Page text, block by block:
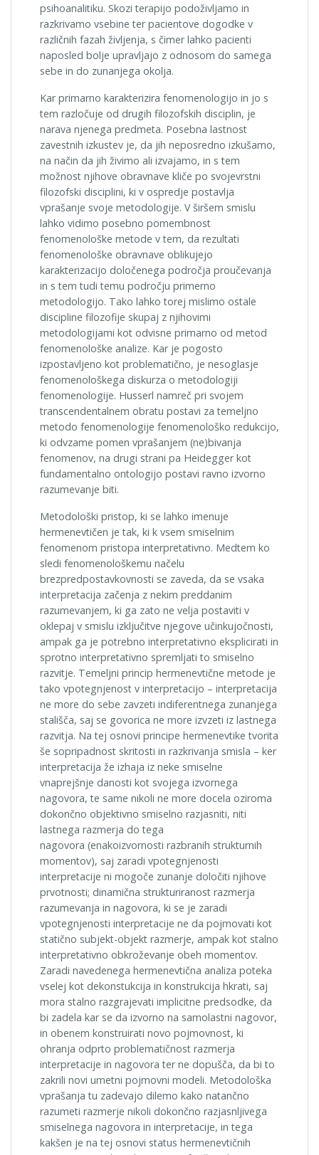
psihoanalitiku. Skozi terapijo podoživljamo in
razkrivamo vsebine ter pacientove dogodke v
različnih fazah življenja, s čimer lahko pacienti
naposled bolje upravljajo z odnosom do samega
sebe in do zunanjega okolja.
Kar primarno karakterizira fenomenologijo in jo s
tem razločuje od drugih filozofskih disciplin, je
narava njenega predmeta. Posebna lastnost
zavestnih izkustev je, da jih neposredno izkušamo,
na način da jih živimo ali izvajamo, in s tem
možnost njihove obravnave kliče po svojevrstni
filozofski disciplini, ki v ospredje postavlja
vprašanje svoje metodologije. V širšem smislu
lahko vidimo posebno pomembnost
fenomenološke metode v tem, da rezultati
fenomenološke obravnave oblikujejo
karakterizacijo določenega področja proučevanja
in s tem tudi temu področju primerno
metodologijo. Tako lahko torej mislimo ostale
discipline filozofije skupaj z njihovimi
metodologijami kot odvisne primarno od metod
fenomenološke analize. Kar je pogosto
izpostavljeno kot problematično, je nesoglasje
fenomenološkega diskurza o metodologiji
fenomenologije. Husserl namreč pri svojem
transcendentalnem obratu postavi za temeljno
metodo fenomenologije fenomenološko redukcijo,
ki odvzame pomen vprašanjem (ne)bivanja
fenomenov, na drugi strani pa Heidegger kot
fundamentalno ontologijo postavi ravno izvorno
razumevanje biti.
Metodološki pristop, ki se lahko imenuje
hermenevtičen je tak, ki k vsem smiselnim
fenomenom pristopa interpretativno. Medtem ko
sledi fenomenološkemu načelu
brezpredpostavkovnosti se zaveda, da se vsaka
interpretacija začenja z nekim preddanim
razumevanjem, ki ga zato ne velja postaviti v
oklepaj v smislu izključitve njegove učinkujočnosti,
ampak ga je potrebno interpretativno eksplicirati in
sprotno interpretativno spremljati to smiselno
razvitje. Temeljni princip hermenevtične metode je
tako vpotegnjenost v interpretacijo – interpretacija
ne more do sebe zavzeti indiferentnega zunanjega
stališča, saj se govorica ne more izvzeti iz lastnega
razvitja. Na tej osnovi principe hermenevtike tvorita
še sopripadnost skritosti in razkrivanja smisla – ker
interpretacija že izhaja iz neke smiselne
vnaprejšnje danosti kot svojega izvornega
nagovora, te same nikoli ne more docela oziroma
dokončno objektivno smiselno razjasniti, niti
lastnega razmerja do tega
nagovora (enakoizvornosti razbranih strukturnih
momentov), saj zaradi vpotegnjenosti
interpretacije ni mogoče zunanje določiti njihove
prvotnosti; dinamična strukturiranost razmerja
razumevanja in nagovora, ki se je zaradi
vpotegnjenosti interpretacije ne da pojmovati kot
statično subjekt-objekt razmerje, ampak kot stalno
interpretativno obkroževanje obeh momentov.
Zaradi navedenega hermenevtična analiza poteka
vselej kot dekonstukcija in konstrukcija hkrati, saj
mora stalno razgrajevati implicitne predsodke, da
bi zadela kar se da izvorno na samolastni nagovor,
in obenem konstruirati novo pojmovnost, ki
ohranja odprto problematičnost razmerja
interpretacije in nagovora ter ne dopušča, da bi to
zakrili novi umetni pojmovni modeli. Metodološka
vprašanja tu zadevajo dilemo kako natančno
razumeti razmerje nikoli dokončno razjasnljivega
smiselnega nagovora in interpretacije, in tega
kakšen je na tej osnovi status hermenevtičnih